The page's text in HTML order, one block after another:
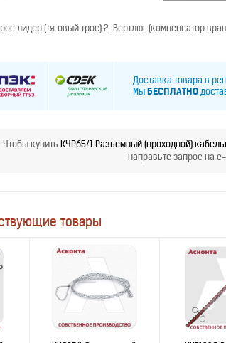
лидер (тяговый трос) 2. Вертлюг (компенсатор
Доставка товара в
МыБЕСПЛАТНО
Чтобы купить КЧР65/1 Разъемный (проходной)
направьте запрос на
товары